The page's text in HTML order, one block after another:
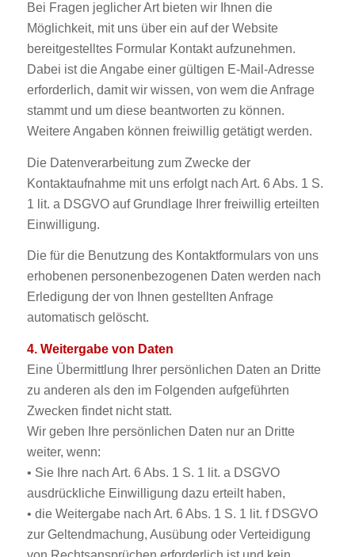
Bei Fragen jeglicher Art bieten wir Ihnen die
Möglichkeit, mit uns über ein auf der Website
bereitgestelltes Formular Kontakt aufzunehmen.
Dabei ist die Angabe einer gültigen E-Mail-Adresse
erforderlich, damit wir wissen, von wem die Anfrage
stammt und um diese beantworten zu können.
Weitere Angaben können freiwillig getätigt werden.
Die Datenverarbeitung zum Zwecke der
Kontaktaufnahme mit uns erfolgt nach Art. 6 Abs. 1 S.
1 lit. a DSGVO auf Grundlage Ihrer freiwillig erteilten
Einwilligung.
Die für die Benutzung des Kontaktformulars von uns
erhobenen personenbezogenen Daten werden nach
Erledigung der von Ihnen gestellten Anfrage
automatisch gelöscht.
4. Weitergabe von Daten
Eine Übermittlung Ihrer persönlichen Daten an Dritte
zu anderen als den im Folgenden aufgeführten
Zwecken findet nicht statt.
Wir geben Ihre persönlichen Daten nur an Dritte
weiter, wenn:
• Sie Ihre nach Art. 6 Abs. 1 S. 1 lit. a DSGVO
ausdrückliche Einwilligung dazu erteilt haben,
• die Weitergabe nach Art. 6 Abs. 1 S. 1 lit. f DSGVO
zur Geltendmachung, Ausübung oder Verteidigung